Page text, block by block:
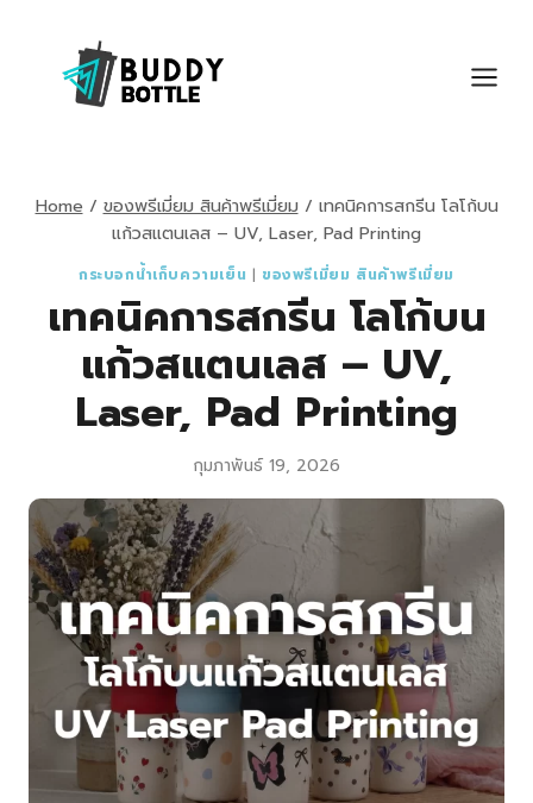
content
Home / ของพรีเมี่ยม สินค้าพรีเมี่ยม / เทคนิคการสกรีน โลโก้บน
แก้วสแตนเลส – UV, Laser, Pad Printing
กระบอกน้ำเก็บความเย็น | ของพรีเมี่ยม สินค้าพรีเมี่ยม
เทคนิคการสกรีน โลโก้บน
แก้วสแตนเลส – UV,
Laser, Pad Printing
กุมภาพันธ์ 19, 2026